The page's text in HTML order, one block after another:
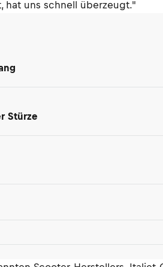
hat uns schnell überzeugt."
Stürze